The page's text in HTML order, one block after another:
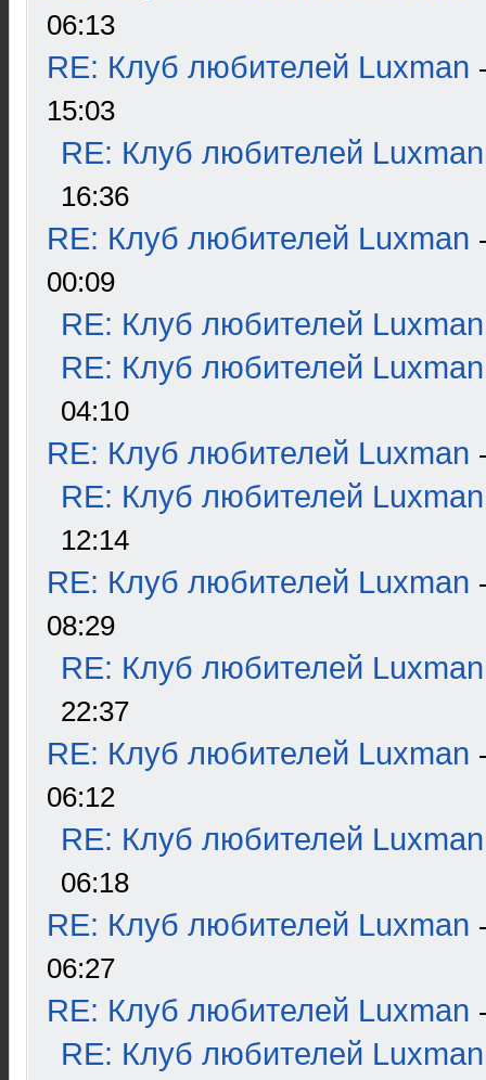
06:13
RE: Клуб любителей Luxman
15:03
RE: Клуб любителей Luxman
16:36
RE: Клуб любителей Luxman
00:09
RE: Клуб любителей Luxman
RE: Клуб любителей Luxman
04:10
RE: Клуб любителей Luxman
RE: Клуб любителей Luxman
12:14
RE: Клуб любителей Luxman
08:29
RE: Клуб любителей Luxman
22:37
RE: Клуб любителей Luxman
06:12
RE: Клуб любителей Luxman
06:18
RE: Клуб любителей Luxman
06:27
RE: Клуб любителей Luxman
RE: Клуб любителей Luxman